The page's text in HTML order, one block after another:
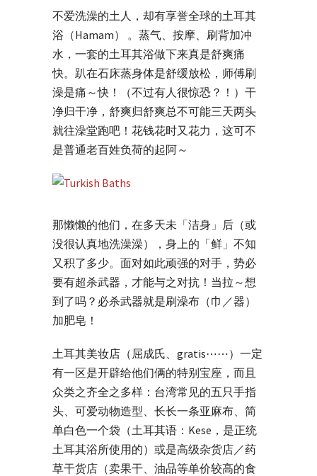
不爱洗澡的土人，却有享誉全球的土耳其
浴（Hamam） 。蒸气、按摩、刷背加冲
水，一套的土耳其浴做下来真是舒爽痛
快。趴在石床蒸身体是舒缓放松，师傅刷
澡是痛～快！（不过有人很惊恐？！）干
净归干净，舒爽归舒爽总不可能三天两头
就往澡堂跑吧！花钱花时又花力，这可不
是普通老百姓负荷的起阿～
那懒懒的他们，在多天未「洁身」后（或
没很认真地洗澡澡），身上的「鲜」不知
又积了多少。面对如此顽强的对手，势必
要有超杀武器，才能与之对抗！当拉～想
到了吗？必杀武器就是刷澡布（巾／器）
加肥皂！
土耳其美妆店（屈成氏、gratis⋯⋯）一定
有一区是开辟给他们俩的特别宝座，而且
众类之齐全之多样：台湾常见的五只手指
头、可爱动物造型、长长一条亚麻布、简
单白色一个袋（土耳其语：Kese，是正统
土耳其浴所使用的）或是高级杂货店／药
草干货店（卖果干、油品等单价较高的食